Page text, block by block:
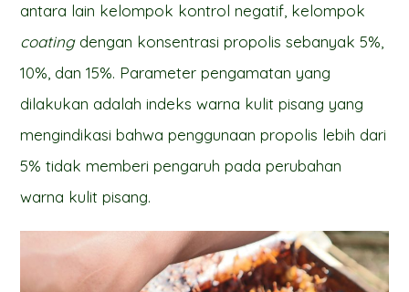
antara lain kelompok kontrol negatif, kelompok
coating dengan konsentrasi propolis sebanyak 5%,
10%, dan 15%. Parameter pengamatan yang
dilakukan adalah indeks warna kulit pisang yang
mengindikasi bahwa penggunaan propolis lebih dari
5% tidak memberi pengaruh pada perubahan
warna kulit pisang.